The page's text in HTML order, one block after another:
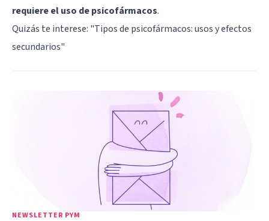
requiere el uso de psicofármacos.
Quizás te interese: "Tipos de psicofármacos: usos y efectos
secundarios"
NEWSLETTER PYM